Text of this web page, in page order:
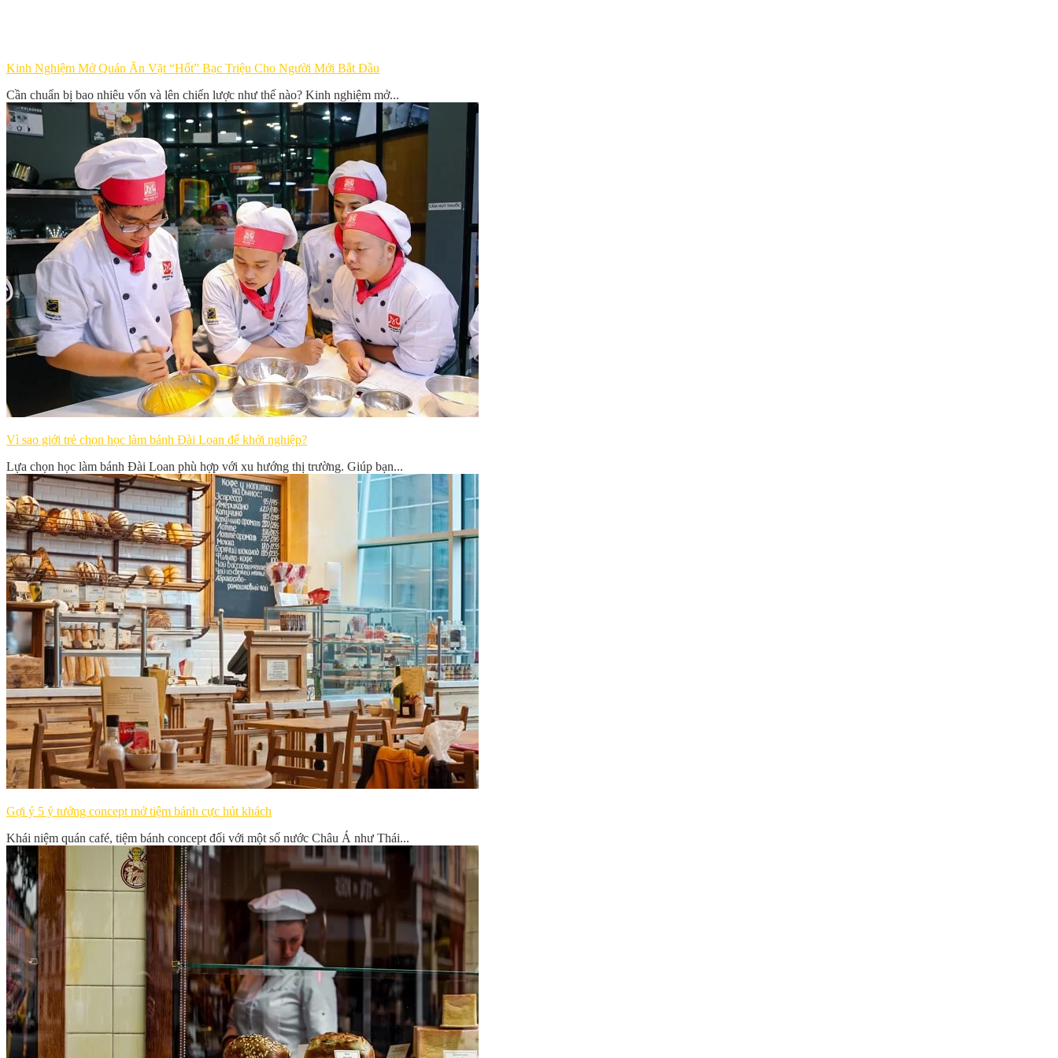
Kinh Nghiệm Mở Quán Ăn Vặt “Hốt” Bạc Triệu Cho Người Mới Bắt Đầu
Cần chuẩn bị bao nhiêu vốn và lên chiến lược như thế nào? Kinh nghiệm mở...
Vì sao giới trẻ chọn học làm bánh Đài Loan để khởi nghiệp?
Lựa chọn học làm bánh Đài Loan phù hợp với xu hướng thị trường. Giúp bạn...
Gợi ý 5 ý tưởng concept mở tiệm bánh cực hút khách
Khái niệm quán café, tiệm bánh concept đối với một số nước Châu Á như Thái...